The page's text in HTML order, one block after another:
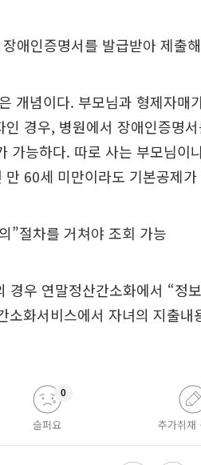
애인증명서를 발급받아 제출
개념이다. 부모님과 형제자매
경우, 병원에서 장애인증명
가능하다. 따로 사는 부모님이
60세 미만이라도 기본공제
”절차를 거쳐야 조회 가능
우 연말정산간소화에서 “정
화서비스에서 자녀의 지출내
슬퍼요
0
추가취재